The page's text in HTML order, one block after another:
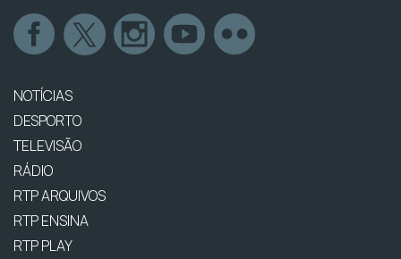
NOTÍCIAS
DESPORTO
TELEVISÃO
RÁDIO
RTP ARQUIVOS
RTP ENSINA
RTP PLAY